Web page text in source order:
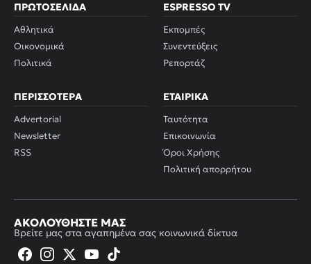
ΠΡΩΤΟΣΈΛΙΔΑ
Αθλητικά
Οικονομικά
Πολιτικά
ESPRESSO TV
Εκπομπές
Συνεντεύξεις
Ρεπορτάζ
ΠΕΡΙΣΣΌΤΕΡΑ
Advertorial
Newsletter
RSS
ΕΤΑΙΡΙΚΆ
Ταυτότητα
Επικοινωνία
Όροι Χρήσης
Πολιτική απορρήτου
ΑΚΟΛΟΥΘΉΣΤΕ ΜΑΣ
Βρείτε μας στα αγαπημένα σας κοινωνικά δίκτυα